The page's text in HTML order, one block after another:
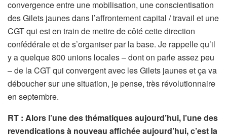
convergence entre une mobilisation, une conscientisation
des Gilets jaunes dans l’affrontement capital / travail et une
CGT qui est en train de mettre de côté cette direction
confédérale et de s’organiser par la base. Je rappelle qu’il
y a quelque 800 unions locales – dont on parle assez peu
– de la CGT qui convergent avec les Gilets jaunes et ça va
déboucher sur une situation, je pense, très révolutionnaire
en septembre.
RT : Alors l’une des thématiques aujourd’hui, l’une des
revendications à nouveau affichée aujourd’hui, c’est la